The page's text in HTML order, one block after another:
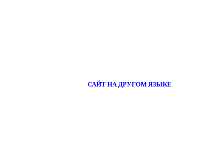
САЙТ НА ДРУГОМ ЯЗЫКЕ